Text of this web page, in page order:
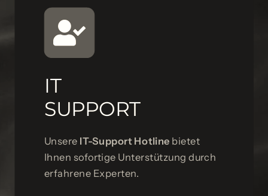
IT
SUPPORT
Unsere IT-Support Hotline bietet
Ihnen sofortige Unterstützung durch
erfahrene Experten.